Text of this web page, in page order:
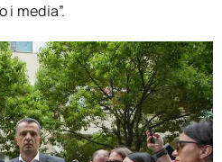
media”.